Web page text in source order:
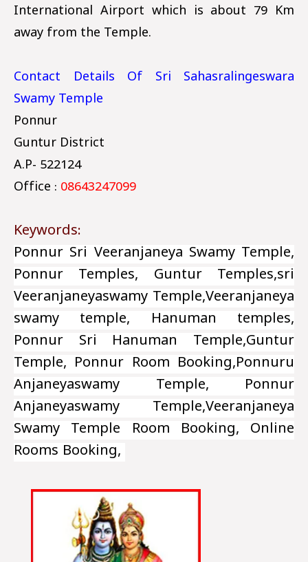
International Airport which is about 79 Km
away from the Temple.
Contact Details Of Sri Sahasralingeswara
Swamy Temple
Ponnur
Guntur District
A.P- 522124
Office : 08643247099
Keywords:
Ponnur Sri Veeranjaneya Swamy Temple,
Ponnur Temples, Guntur Temples,sri
Veeranjaneyaswamy Temple,Veeranjaneya
swamy temple, Hanuman temples,
Ponnur Sri Hanuman Temple,Guntur
Temple, Ponnur Room Booking,Ponnuru
Anjaneyaswamy Temple, Ponnur
Anjaneyaswamy Temple,Veeranjaneya
Swamy Temple Room Booking, Online
Rooms Booking,